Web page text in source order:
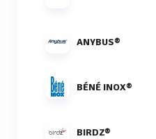
ANYBUS®
BÉNÉ INOX®
BIRDZ®